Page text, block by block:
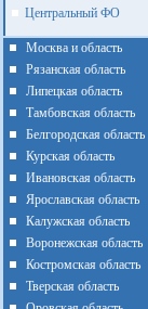
Центральный ФО
Москва и область
Рязанская область
Липецкая область
Тамбовская область
Белгородская область
Курская область
Ивановская область
Ярославская область
Калужская область
Воронежская область
Костромская область
Тверская область